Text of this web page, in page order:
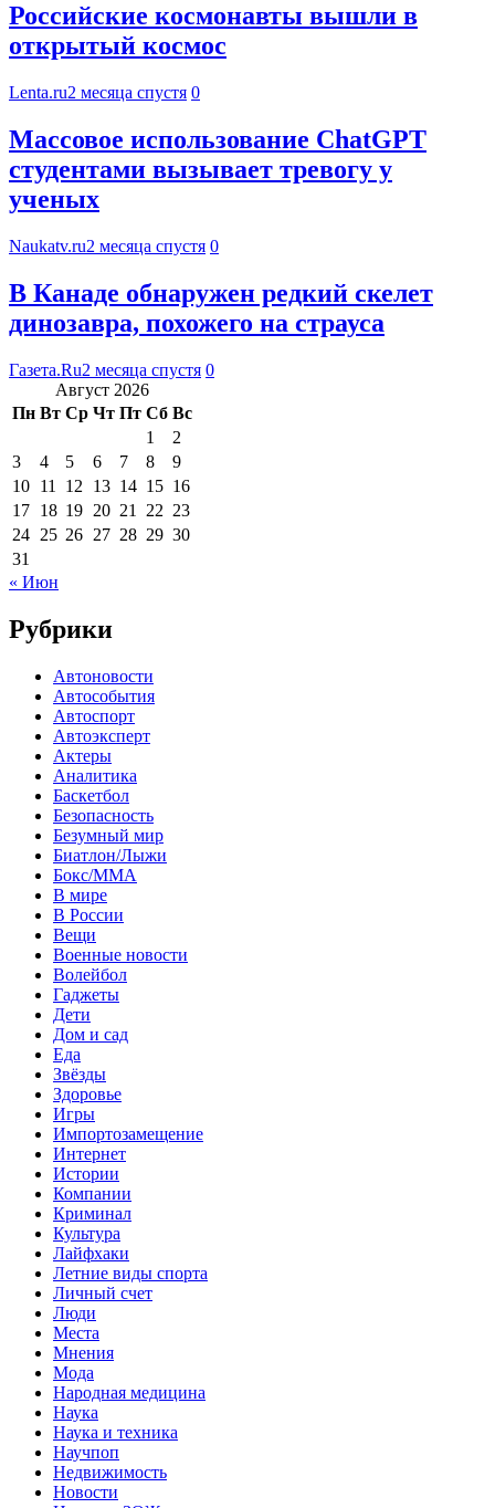
Российские космонавты вышли в
открытый космос
Lenta.ru2 месяца спустя 0
Массовое использование ChatGPT
студентами вызывает тревогу у
ученых
Naukatv.ru2 месяца спустя 0
В Канаде обнаружен редкий скелет
динозавра, похожего на страуса
Газета.Ru2 месяца спустя 0
Август 2026
Пн Вт Ср Чт Пт Сб Вс
1
2
3
4 5 6 7 8
9
10 11 12 13 14 15 16
17 18 19 20 21 22 23
24 25 26 27 28 29 30
31
« Июн
Рубрики
Автоновости
Автособытия
Автоспорт
Автоэксперт
Актеры
Аналитика
Баскетбол
Безопасность
Безумный мир
Биатлон/Лыжи
Бокс/MMA
В мире
В России
Вещи
Военные новости
Волейбол
Гаджеты
Дети
Дом и сад
Еда
Звёзды
Здоровье
Игры
Импортозамещение
Интернет
Истории
Компании
Криминал
Культура
Лайфхаки
Летние виды спорта
Личный счет
Люди
Места
Мнения
Мода
Народная медицина
Наука
Наука и техника
Научпоп
Недвижимость
Новости